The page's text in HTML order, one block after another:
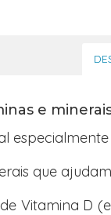
e
que
Vitamina D